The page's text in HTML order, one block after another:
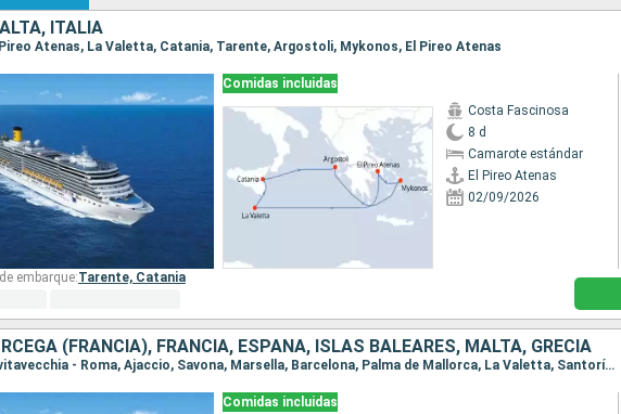
ITALIA
Atenas, La Valetta, Catania, Tarente, Argostoli, Mykonos, El Pireo Atenas
Comidas incluidas
Costa Fascinosa
8 d
Camarote estándar
El Pireo Atenas
02/09/2026
embarque:Tarente, Catania
(FRANCIA), FRANCIA, ESPAÑA, ISLAS BALEARES, MALTA, GRECIA
Itinerario : Civitavecchia - Roma, Ajaccio, Savona, Marsella, Barcelona, Palma de Mallorca, La Valetta, Santoríni, Mykonos, El Pireo Atenas, Souda bay, Messina (estrecho), Civitavecchia - Roma
Comidas incluidas